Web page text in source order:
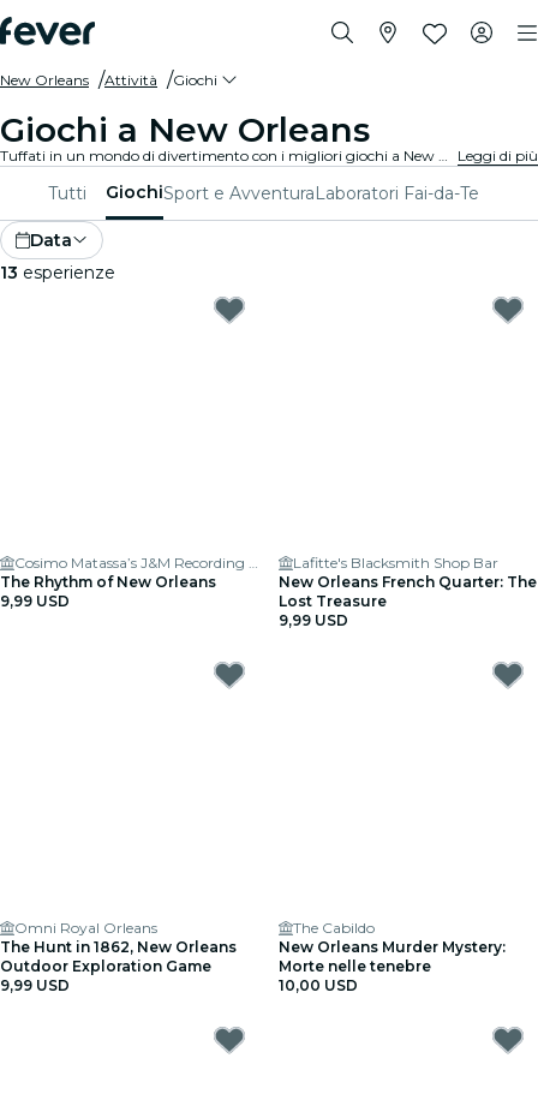
New Orleans Attività Giochi
Giochi a New Orleans
Tuffati in un mondo di divertimento con i migliori giochi a New Orleans. Dai giochi da tavolo alle esperienze di realtà virtuale, c'è qualcosa per tutti i gusti. Leggi di più
Tutti GiochiSport e AvventuraLaboratori Fai-da-Te
Data
13 esperienze
Cosimo Matassa’s J&M Recording Studios
The Rhythm of New Orleans
9,99 USD
Lafitte's Blacksmith Shop Bar
New Orleans French Quarter: The
Lost Treasure
9,99 USD
Omni Royal Orleans
The Hunt in 1862, New Orleans
Outdoor Exploration Game
9,99 USD
The Cabildo
New Orleans Murder Mystery:
Morte nelle tenebre
10,00 USD